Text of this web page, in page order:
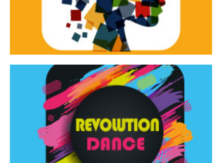
Tracce dinamiche
Revolution Dance
Rassegna di danza contemporanea – I Edizione